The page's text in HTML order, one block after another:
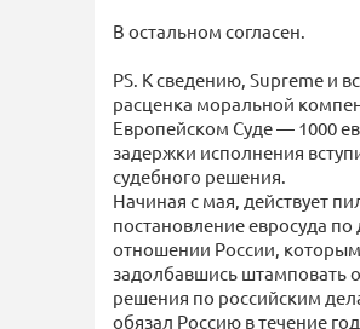
В остальном согласен.
PS. К сведению, Supreme и
расценка моральной
Европейском Суде — 1000
задержки исполнения
судебного решения.
Начиная с мая, действует
постановление евросуда по
отношении России,
задолбавшись штамповать
решения по российским
обязал Россию в течение